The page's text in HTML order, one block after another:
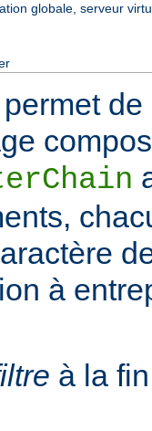
globale, serveur
à
à la